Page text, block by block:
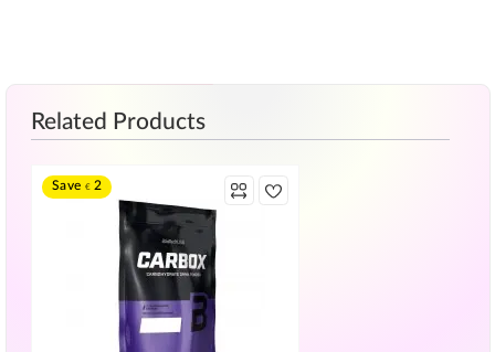
Related Products
Save € 2